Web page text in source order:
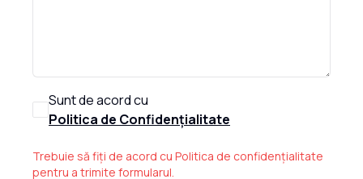
Sunt de acord cu
Politica de Confidențialitate
Trebuie să fiți de acord cu Politica de confidențialitate
pentru a trimite formularul.